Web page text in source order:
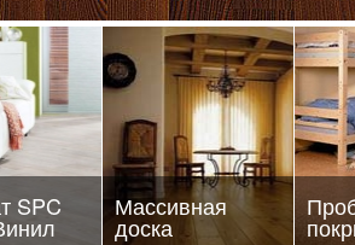
SPC Массивная
доска